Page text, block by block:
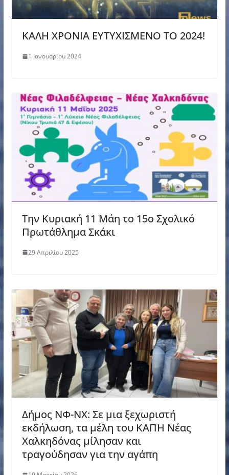
ΚΑΛΗ ΧΡΟΝΙΑ ΕΥΤΥΧΙΣΜΕΝΟ ΤΟ 2024!
1 Ιανουαρίου 2024
Την Κυριακή 11 Μάη το 15ο Σχολικό
Πρωτάθλημα Σκάκι
29 Απριλίου 2025
Δήμος ΝΦ-ΝΧ: Σε μια ξεχωριστή
εκδήλωση, τα μέλη του ΚΑΠΗ Νέας
Χαλκηδόνας μίλησαν και
τραγούδησαν για την αγάπη